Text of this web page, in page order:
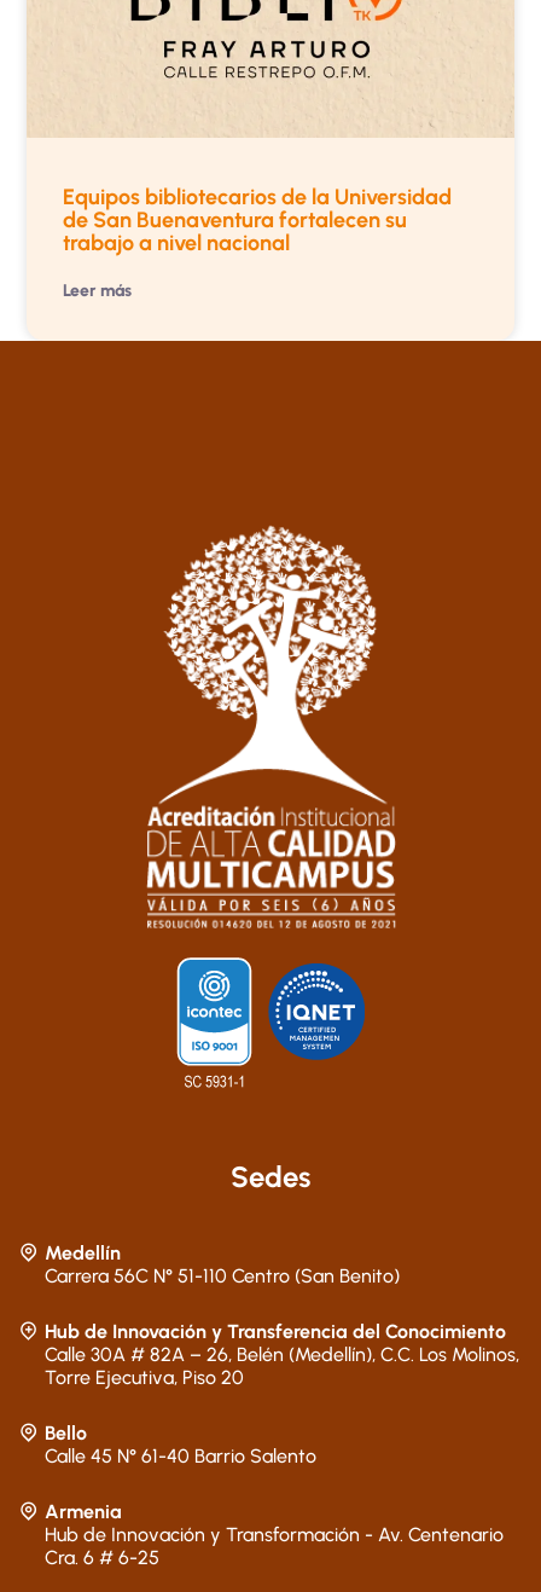
Equipos bibliotecarios de la Universidad
de San Buenaventura fortalecen su
trabajo a nivel nacional
Leer más
Sedes
Medellín
Carrera 56C N° 51-110 Centro (San Benito)
Hub de Innovación y Transferencia del Conocimiento
Calle 30A # 82A – 26, Belén (Medellín), C.C. Los Molinos,
Torre Ejecutiva, Piso 20
Bello
Calle 45 N° 61-40 Barrio Salento
Armenia
Hub de Innovación y Transformación - Av. Centenario
Cra. 6 # 6-25